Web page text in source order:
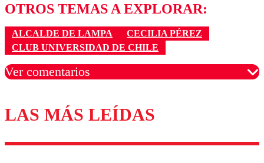
OTROS TEMAS A EXPLORAR:
ALCALDE DE LAMPA
CECILIA PÉREZ
CLUB UNIVERSIDAD DE CHILE
Ver comentarios
Los comentarios son moderados para garantizar un
diálogo respetuoso.
LAS MÁS LEÍDAS